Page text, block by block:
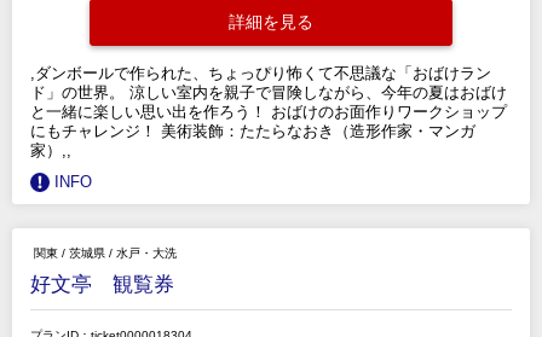
詳細を見る
,ダンボールで作られた、ちょっぴり怖くて不思議な「おばけラン
ド」の世界。 涼しい室内を親子で冒険しながら、今年の夏はおばけ
と一緒に楽しい思い出を作ろう！ おばけのお面作りワークショップ
にもチャレンジ！ 美術装飾：たたらなおき（造形作家・マンガ
家）,,
INFO
関東 / 茨城県 / 水戸・大洗
好文亭 観覧券